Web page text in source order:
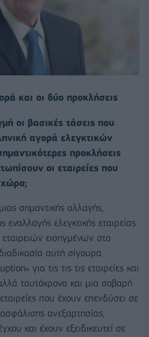
και οι δύο προκλήσεις
οι βασικές τάσεις που
αγορά ελεγκτικών
προκλήσεις
οι εταιρείες που
χώρο;
σημαντικής αλλαγής,
εναλλαγής ελεγκτικής εταιρείας
εισηγμένων στο
αυτή σίγουρα
για τις τις τις εταιρείες και
ταυτόχρονα και μια σοβαρή
εταιρείες που έχουν επενδύσει σε
ανεξαρτησίας,
και έχουν εξειδικευτεί σε